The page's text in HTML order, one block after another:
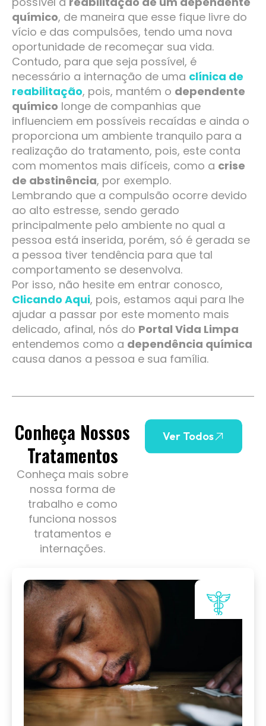
químico, de maneira que esse fique livre do
vício e das compulsões, tendo uma nova
oportunidade de recomeçar sua vida.
Contudo, para que seja possível, é
necessário a internação de uma clínica de
reabilitação, pois, mantém o dependente
químico longe de companhias que
influenciem em possíveis recaídas e ainda o
proporciona um ambiente tranquilo para a
realização do tratamento, pois, este conta
com momentos mais difíceis, como a crise
de abstinência, por exemplo.
Lembrando que a compulsão ocorre devido
ao alto estresse, sendo gerado
principalmente pelo ambiente no qual a
pessoa está inserida, porém, só é gerada se
a pessoa tiver tendência para que tal
comportamento se desenvolva.
Por isso, não hesite em entrar conosco,
Clicando Aqui, pois, estamos aqui para lhe
ajudar a passar por este momento mais
delicado, afinal, nós do Portal Vida Limpa
entendemos como a dependência química
causa danos a pessoa e sua família.
Conheça Nossos
Tratamentos
Conheça mais sobre
nossa forma de
trabalho e como
funciona nossos
tratamentos e
internações.
Ver Todos